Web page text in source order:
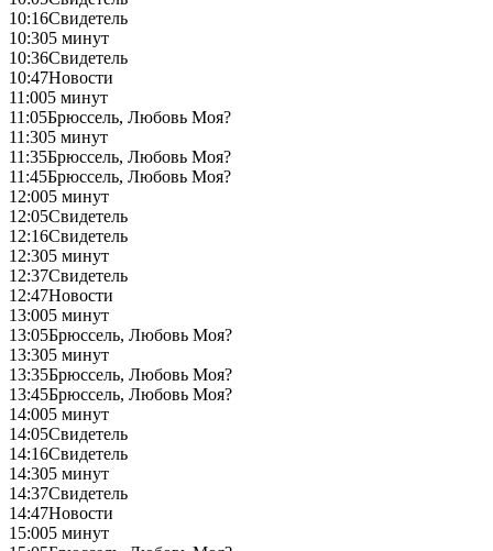
10:16Свидетель
10:305 минут
10:36Свидетель
10:47Новости
11:005 минут
11:05Брюссель, Любовь Моя?
11:305 минут
11:35Брюссель, Любовь Моя?
11:45Брюссель, Любовь Моя?
12:005 минут
12:05Свидетель
12:16Свидетель
12:305 минут
12:37Свидетель
12:47Новости
13:005 минут
13:05Брюссель, Любовь Моя?
13:305 минут
13:35Брюссель, Любовь Моя?
13:45Брюссель, Любовь Моя?
14:005 минут
14:05Свидетель
14:16Свидетель
14:305 минут
14:37Свидетель
14:47Новости
15:005 минут